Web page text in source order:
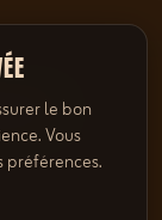
le bon
Vous